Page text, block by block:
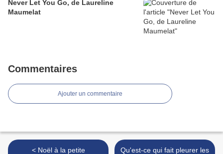
Never Let You Go, de Laureline
Maumelat
Commentaires
Ajouter un commentaire
< Noël à la petite
Qu'est-ce qui fait pleurer les